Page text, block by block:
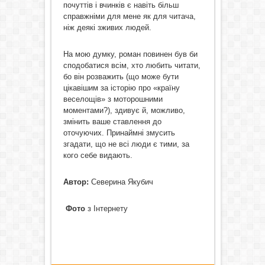
почуттів і вчинків є навіть більш
справжніми для мене як для читача,
ніж деякі зживих людей.
На мою думку, роман повинен був би
сподобатися всім, хто любить читати,
бо він розважить (що може бути
цікавішим за історію про «країну
веселощів» з моторошними
моментами?), здивує й, можливо,
змінить ваше ставлення до
оточуючих. Принаймні змусить
згадати, що не всі люди є тими, за
кого себе видають.
Автор: Северина Якубич
Фотоз Інтернету